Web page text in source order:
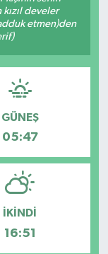
develer
etmen)den
GÜNEŞ
05:47
İKINDI
16:51